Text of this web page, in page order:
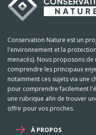
Conservation Nature est un
l'environnement et la
menacés). Nous proposons
comprendre les principaux
notamment ces sujets via une
pour comprendre facilement
une rubrique afin de trouver
offrir pour vos proches.
À PROPOS